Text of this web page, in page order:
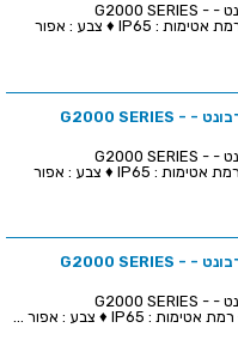
קופסת זיווד מפוליקרבונט - G2000 SERIES -
222X146X75MM ♦ רמת אטימות : IP65 ♦ צבע : אפור
קופסת זיווד מפוליקרבונט - G2000 SERIES -
קופסת זיווד מפוליקרבונט - G2000 SERIES -
240X160X90MM ♦ רמת אטימות : IP65 ♦ צבע : אפור
קופסת זיווד מפוליקרבונט - G2000 SERIES -
קופסת זיווד מפוליקרבונט - G2000 SERIES -